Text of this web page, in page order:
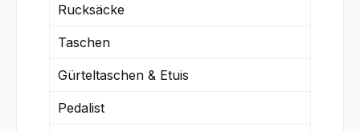
Rucksäcke
Taschen
Gürteltaschen & Etuis
Pedalist